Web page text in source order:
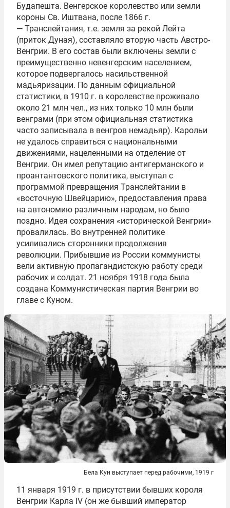
Будапешта. Венгерское королевство или земли
короны Св. Иштвана, после 1866 г.
— Транслейтания, т.е. земля за рекой Лейта
(приток Дуная), составляло вторую часть Австро-
Венгрии. В его состав были включены земли с
преимущественно невенгерским населением,
которое подвергалось насильственной
мадьяризации. По данным официальной
статистики, в 1910 г. в королевстве проживало
около 21 млн чел., из них только 10 млн были
венграми (при этом официальная статистика
часто записывала в венгров немадьяр). Карольи
не удалось справиться с национальными
движениями, нацеленными на отделение от
Венгрии. Он имел репутацию антигерманского и
проантантовского политика, выступал с
программой превращения Транслейтании в
«восточную Швейцарию», предоставления права
на автономию различным народам, но было
поздно. Идея сохранения «исторической Венгрии»
провалилась. Во внутренней политике
усиливались сторонники продолжения
революции. Прибывшие из России коммунисты
вели активную пропагандистскую работу среди
рабочих и солдат. 21 ноября 1918 года была
создана Коммунистическая партия Венгрии во
главе с Куном.
Бела Кун выступает перед рабочими, 1919 г
11 января 1919 г. в присутствии бывших короля
Венгрии Карла IV (он же бывший император